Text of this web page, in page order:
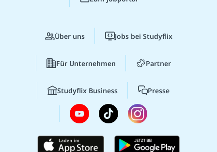
Über uns Jobs bei Studyflix
Für Unternehmen Partner
Studyflix Business Presse